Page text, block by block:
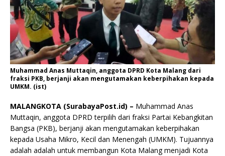
Muhammad Anas Muttaqin, anggota DPRD Kota Malang dari
fraksi PKB, berjanji akan mengutamakan keberpihakan kepada
UMKM. (ist)
MALANGKOTA (SurabayaPost.id) – Muhammad Anas
Muttaqin, anggota DPRD terpilih dari fraksi Partai Kebangkitan
Bangsa (PKB), berjanji akan mengutamakan keberpihakan
kepada Usaha Mikro, Kecil dan Menengah (UMKM). Tujuannya
adalah adalah untuk membangun Kota Malang menjadi Kota